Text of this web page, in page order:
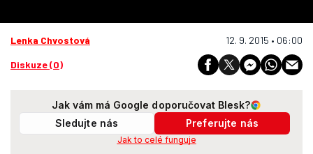
Lenka Chvostová 12. 9. 2015 • 06:00
Diskuze (0)
Jak vám má Google doporučovat Blesk?
Sledujte nás
Preferujte nás
Jak to celé funguje